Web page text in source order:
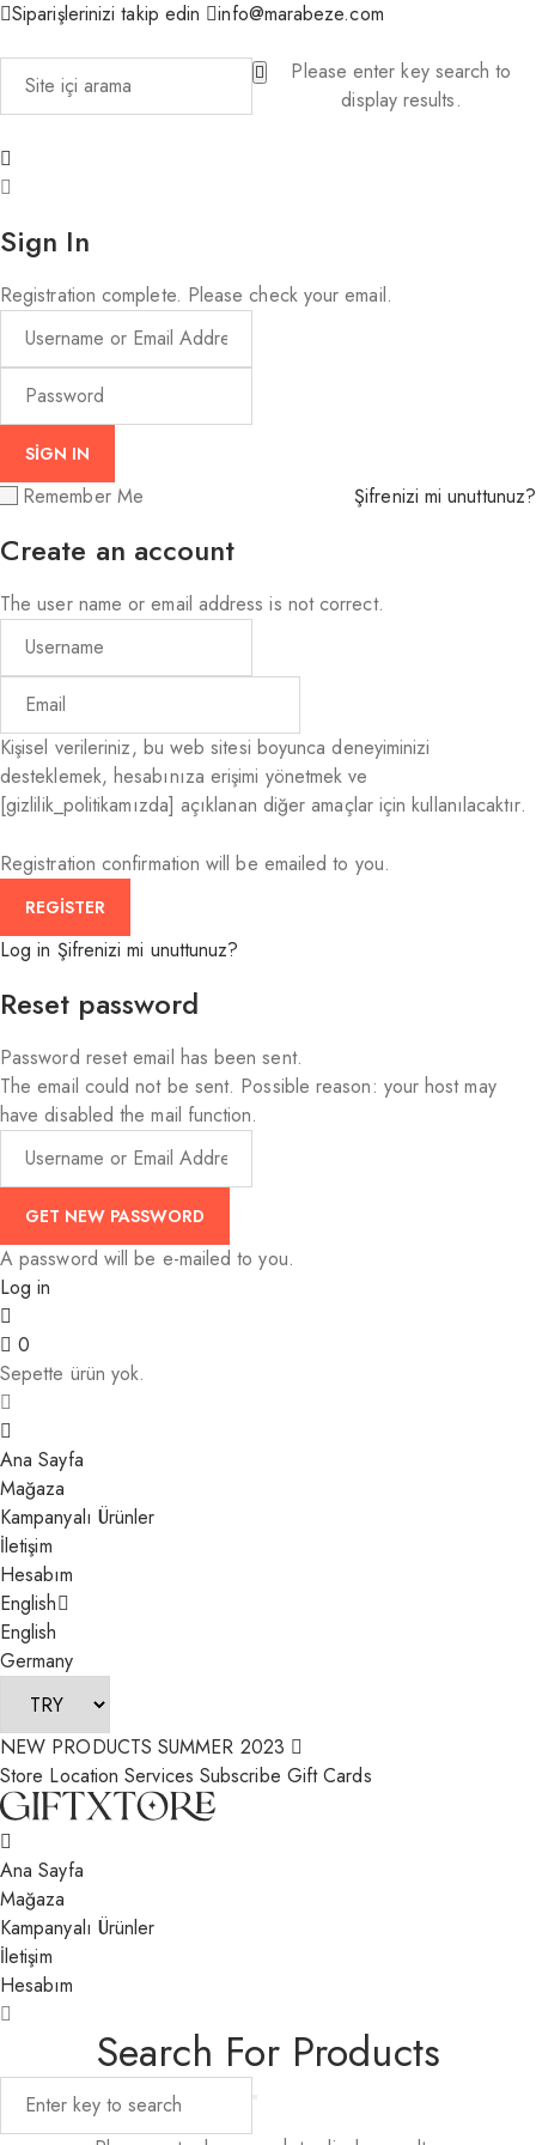
Siparişlerinizi takip edin info@marabeze.com
Please enter key search to
display results.
Sign In
Registration complete. Please check your email.
Remember Me Şifrenizi mi unuttunuz?
Create an account
The user name or email address is not correct.
Kişisel verileriniz, bu web sitesi boyunca deneyiminizi
desteklemek, hesabınıza erişimi yönetmek ve
[gizlilik_politikamızda] açıklanan diğer amaçlar için kullanılacaktır.
Registration confirmation will be emailed to you.
Log in Şifrenizi mi unuttunuz?
Reset password
Password reset email has been sent.
The email could not be sent. Possible reason: your host may
have disabled the mail function.
A password will be e-mailed to you.
Log in
0
Sepette ürün yok.
Ana Sayfa
Mağaza
Kampanyalı Ürünler
İletişim
Hesabım
English
English
Germany
NEW PRODUCTS SUMMER 2023
Store Location Services Subscribe Gift Cards
Ana Sayfa
Mağaza
Kampanyalı Ürünler
İletişim
Hesabım
Search For Products